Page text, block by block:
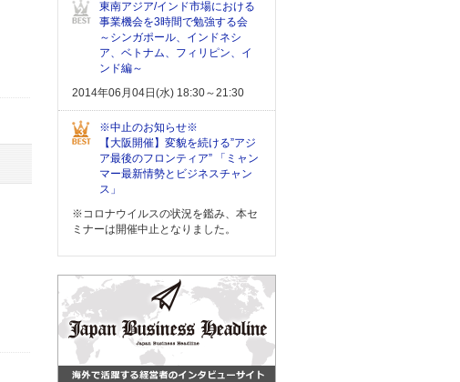
東南アジア/インド市場における
事業機会を3時間で勉強する会
～シンガポール、インドネシ
ア、ベトナム、フィリピン、イ
ンド編～
2014年06月04日(水) 18:30～21:30
※中止のお知らせ※
【大阪開催】変貌を続ける”アジ
ア最後のフロンティア” 「ミャン
マー最新情勢とビジネスチャン
ス」
※コロナウイルスの状況を鑑み、本セ
ミナーは開催中止となりました。